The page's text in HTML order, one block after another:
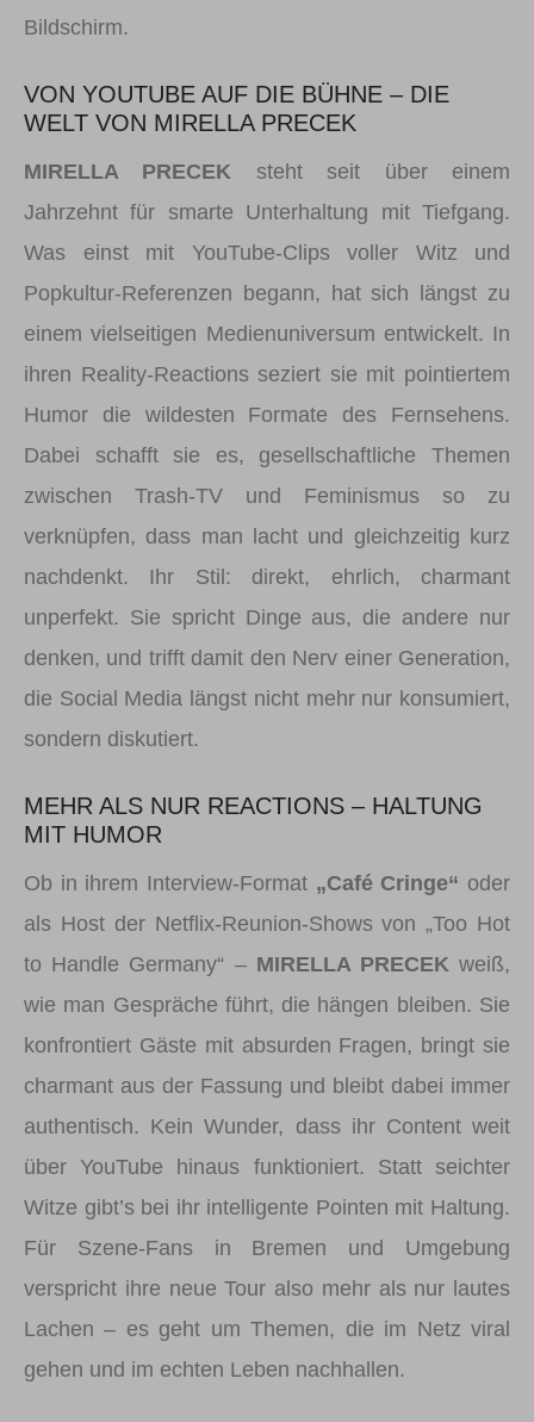
Bildschirm.
VON YOUTUBE AUF DIE BÜHNE – DIE
WELT VON MIRELLA PRECEK
MIRELLA PRECEK steht seit über einem
Jahrzehnt für smarte Unterhaltung mit Tiefgang.
Was einst mit YouTube-Clips voller Witz und
Popkultur-Referenzen begann, hat sich längst zu
einem vielseitigen Medienuniversum entwickelt. In
ihren Reality-Reactions seziert sie mit pointiertem
Humor die wildesten Formate des Fernsehens.
Dabei schafft sie es, gesellschaftliche Themen
zwischen Trash-TV und Feminismus so zu
verknüpfen, dass man lacht und gleichzeitig kurz
nachdenkt. Ihr Stil: direkt, ehrlich, charmant
unperfekt. Sie spricht Dinge aus, die andere nur
denken, und trifft damit den Nerv einer Generation,
die Social Media längst nicht mehr nur konsumiert,
sondern diskutiert.
MEHR ALS NUR REACTIONS – HALTUNG
MIT HUMOR
Ob in ihrem Interview-Format „Café Cringe“ oder
als Host der Netflix-Reunion-Shows von „Too Hot
to Handle Germany“ – MIRELLA PRECEKweiß,
wie man Gespräche führt, die hängen bleiben. Sie
konfrontiert Gäste mit absurden Fragen, bringt sie
charmant aus der Fassung und bleibt dabei immer
authentisch. Kein Wunder, dass ihr Content weit
über YouTube hinaus funktioniert. Statt seichter
Witze gibt’s bei ihr intelligente Pointen mit Haltung.
Für Szene-Fans in Bremen und Umgebung
verspricht ihre neue Tour also mehr als nur lautes
Lachen – es geht um Themen, die im Netz viral
gehen und im echten Leben nachhallen.